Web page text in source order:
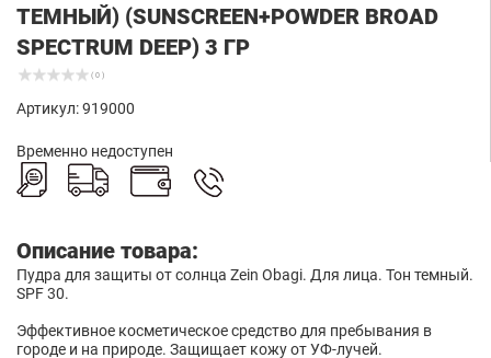
ТЕМНЫЙ) (SUNSCREEN+POWDER BROAD
SPECTRUM DEEP) 3 ГР
( 0 )
Артикул: 919000
Временно недоступен
Описание товара:
Пудра для защиты от солнца Zein Obagi. Для лица. Тон темный.
SPF 30.
Эффективное косметическое средство для пребывания в
городе и на природе. Защищает кожу от УФ-лучей.